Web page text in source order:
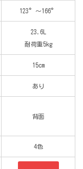
123°〜166°
23.6L
耐荷重5kg
15cm
あり
背面
4色